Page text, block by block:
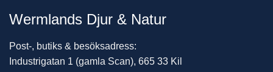
Wermlands Djur & Natur
Post-, butiks & besöksadress:
Industrigatan 1 (gamla Scan), 665 33 Kil